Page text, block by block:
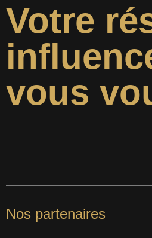
Votre
vous
Nos partenaires